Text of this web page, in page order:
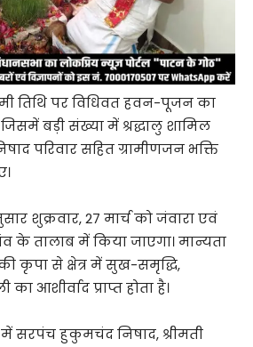
तिथि पर विधिवत हवन-पूजन का
बड़ी संख्या में श्रद्धालु शामिल
परिवार सहित ग्रामीणजन भक्ति
शुक्रवार, 27 मार्च को जंवारा एवं
के तालाब में किया जाएगा। मान्यता
कृपा से क्षेत्र में सुख-समृद्धि,
आशीर्वाद प्राप्त होता है।
सरपंच हुकुमचंद निषाद, श्रीमती